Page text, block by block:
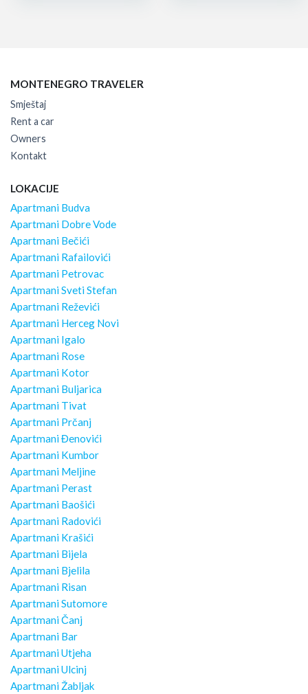
MONTENEGRO TRAVELER
Smještaj
Rent a car
Owners
Kontakt
LOKACIJE
Apartmani Budva
Apartmani Dobre Vode
Apartmani Bečići
Apartmani Rafailovići
Apartmani Petrovac
Apartmani Sveti Stefan
Apartmani Reževići
Apartmani Herceg Novi
Apartmani Igalo
Apartmani Rose
Apartmani Kotor
Apartmani Buljarica
Apartmani Tivat
Apartmani Prčanj
Apartmani Đenovići
Apartmani Kumbor
Apartmani Meljine
Apartmani Perast
Apartmani Baošići
Apartmani Radovići
Apartmani Krašići
Apartmani Bijela
Apartmani Bjelila
Apartmani Risan
Apartmani Sutomore
Apartmani Čanj
Apartmani Bar
Apartmani Utjeha
Apartmani Ulcinj
Apartmani Žabljak